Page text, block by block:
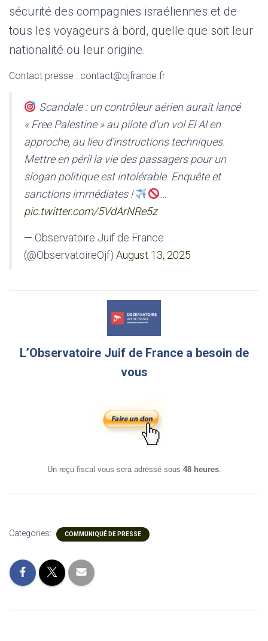
sécurité des compagnies israéliennes et de
tous les voyageurs à bord, quelle que soit leur
nationalité ou leur origine.
Contact presse : contact@ojfrance.fr
Scandale : un contrôleur aérien aurait lancé
« Free Palestine » au pilote d'un vol El Al en
approche, au lieu d'instructions techniques.
Mettre en péril la vie des passagers pour un
slogan politique est intolérable. Enquête et
sanctions immédiates !
…
pic.twitter.com/5VdArNRe5z
— Observatoire Juif de France
(@ObservatoireOjf) August 13, 2025
L’Observatoire Juif de France a besoin de
vous
Un reçu fiscal vous sera adressé sous 48 heures.
Categories: COMMUNIQUÉ DE PRESSE